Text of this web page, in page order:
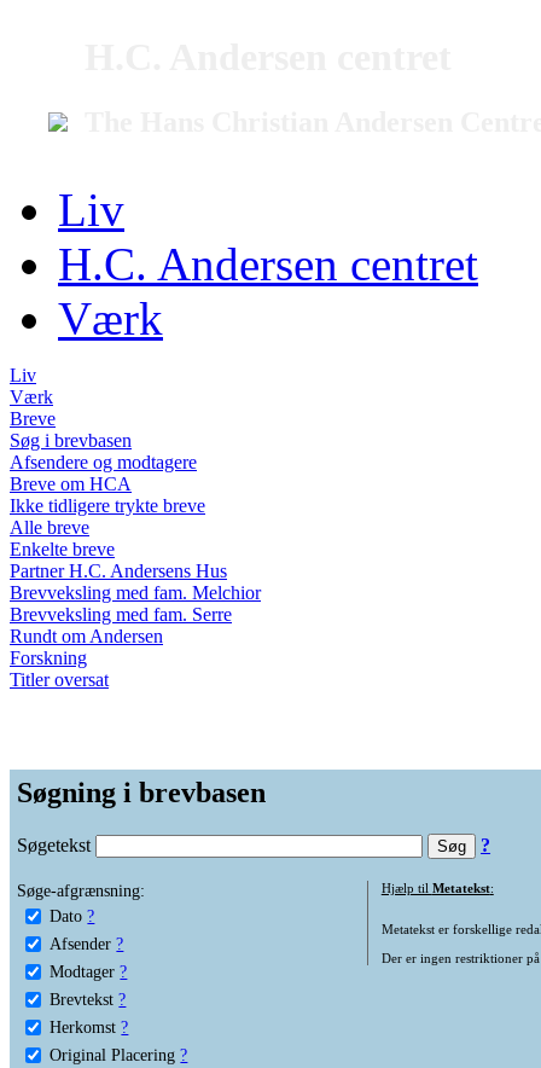
Liv
H.C. Andersen centret
Værk
Liv
Værk
Breve
Søg i brevbasen
Afsendere og modtagere
Breve om HCA
Ikke tidligere trykte breve
Alle breve
Enkelte breve
Partner H.C. Andersens Hus
Brevveksling med fam. Melchior
Brevveksling med fam. Serre
Rundt om Andersen
Forskning
Titler oversat
Søgning i brevbasen
Søgetekst ?
Søge-afgrænsning:
Dato ?
Afsender ?
Modtager ?
Brevtekst ?
Herkomst ?
Original Placering ?
Hjælp til Metatekst:
Metatekst er forskellige
Der er ingen restriktioner